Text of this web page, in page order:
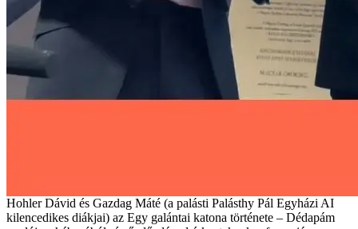
Hohler Dávid és Gazdag Máté (a palásti Palásthy Pál Egyházi AI
kilencedikes diákjai) az Egy galántai katona története – Dédapám